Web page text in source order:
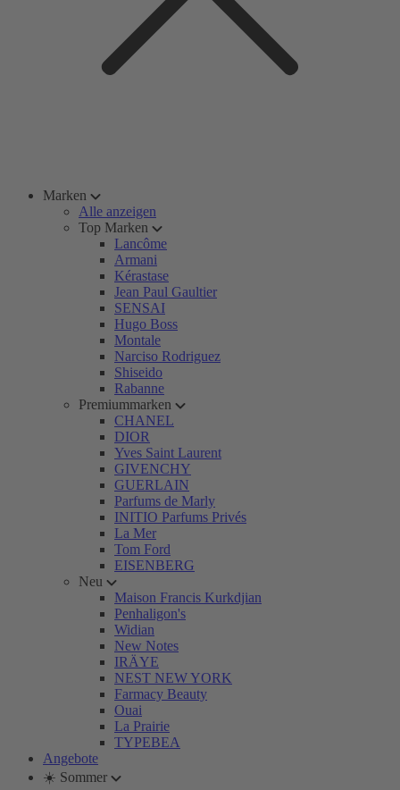
Marken
Alle anzeigen
Top Marken
Lancôme
Armani
Kérastase
Jean Paul Gaultier
SENSAI
Hugo Boss
Montale
Narciso Rodriguez
Shiseido
Rabanne
Premiummarken
CHANEL
DIOR
Yves Saint Laurent
GIVENCHY
GUERLAIN
Parfums de Marly
INITIO Parfums Privés
La Mer
Tom Ford
EISENBERG
Neu
Maison Francis Kurkdjian
Penhaligon's
Widian
New Notes
IRÄYE
NEST NEW YORK
Farmacy Beauty
Ouai
La Prairie
TYPEBEA
Angebote
☀️ Sommer